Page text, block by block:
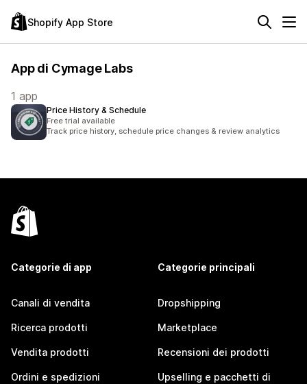
Shopify App Store
App di Cymage Labs
1 app
Price History & Schedule
Free trial available
Track price history, schedule price changes & review analytics
Categorie di app
Canali di vendita
Ricerca prodotti
Vendita prodotti
Ordini e spedizioni
Categorie principali
Dropshipping
Marketplace
Recensioni dei prodotti
Upselling e pacchetti di